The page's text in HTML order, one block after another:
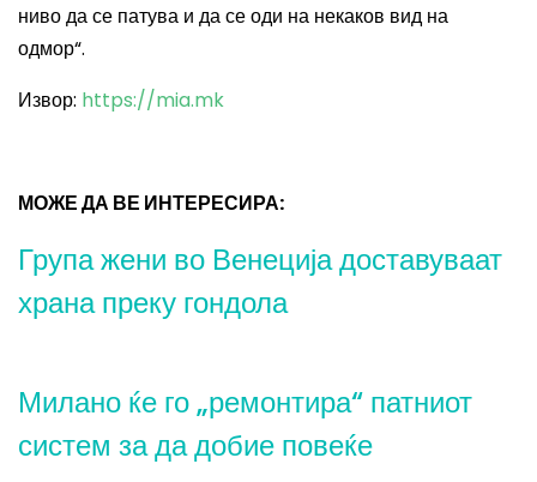
ниво да се патува и да се оди на некаков вид на
одмор“.
Извор: https://mia.mk
МОЖЕ ДА ВЕ ИНТЕРЕСИРА:
Група жени во Венеција доставуваат
храна преку гондола
Милано ќе го „ремонтира“ патниот
систем за да добие повеќе